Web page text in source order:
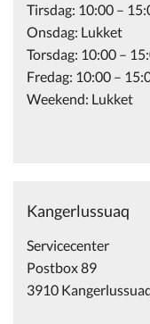
Tirsdag: 10:00 –
Onsdag: Lukket
Torsdag: 10:00 –
Fredag: 10:00 –
Weekend: Lukket
Kangerlussuaq
Servicecenter
Postbox 89
3910